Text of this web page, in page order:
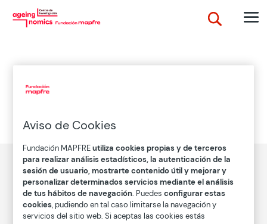
Envejecimiento
Acción y efecto de envejecer o envejecerse.
Descubre el concepto Ageingnomics
Conócenos
Aviso de Cookies
Fundación MAPFREutiliza cookies propias y de terceros
para realizar análisis estadísticos, la autenticación de la
sesión de usuario, mostrarte contenido útil y mejorar y
personalizar determinados servicios mediante el análisis
de tus hábitos de navegación . Puedesconfigurar estas
cookies , pudiendo en tal caso limitarse la navegación y
servicios del sitio web. Si aceptas las cookies estás